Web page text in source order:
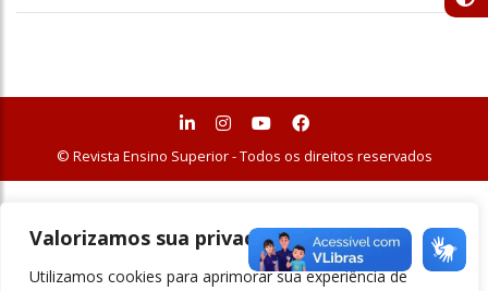
Valorizamos sua privacidade
Utilizamos cookies para aprimorar sua experiência de
© Revista Ensino Superior - Todos os direitos reservados